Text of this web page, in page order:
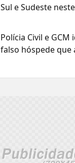
Sul e Sudeste
Polícia Civil e
falso hóspede que